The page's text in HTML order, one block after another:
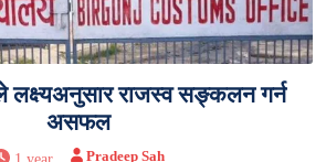
लक्ष्यअनुसार राजस्व सङ्कलन गर्न
असफल
Pradeep Sah